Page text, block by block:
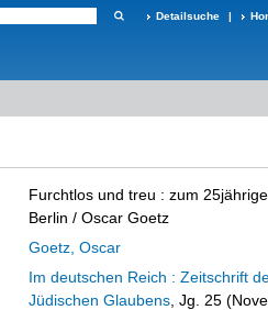
Detailsuche |
Furchtlos und treu : zum
Berlin / Oscar Goetz
Goetz, Oscar
Im deutschen Reich : Zeitschrift
Jüdischen Glaubens , Jg. 25